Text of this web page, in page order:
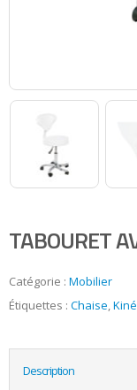
TABOURET
Catégorie : Mobilier
Étiquettes : Chaise
Description